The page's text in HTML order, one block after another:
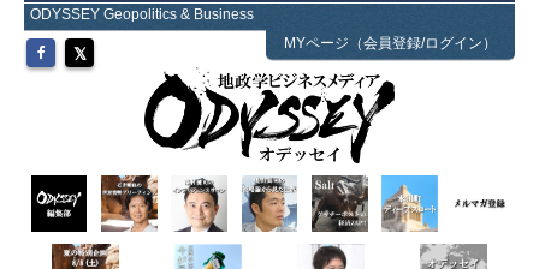
ODYSSEY Geopolitics & Business
MYページ（会員登録/ログイン）